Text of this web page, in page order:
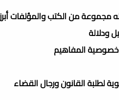
مجموعة من الكتب والمؤلفات
ودلالة
المفاهيم
لطلبة القانون ورجال القضاء